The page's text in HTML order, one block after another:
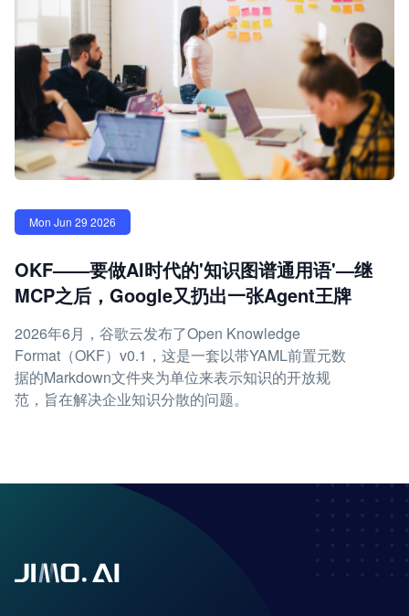
Mon Jun 29 2026
OKF——要做AI时代的'知识图谱通用语'—继
MCP之后，Google又扔出一张Agent王牌
2026年6月，谷歌云发布了Open Knowledge
Format（OKF）v0.1，这是一套以带YAML前置元数
据的Markdown文件夹为单位来表示知识的开放规
范，旨在解决企业知识分散的问题。